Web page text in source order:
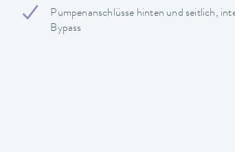
Pumpenanschlüsse hinten und seitlich,
Bypass